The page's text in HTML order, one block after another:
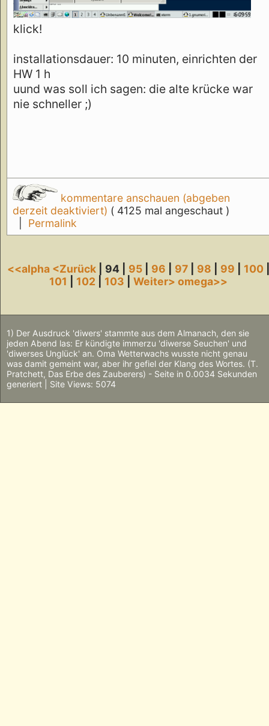
klick!
installationsdauer: 10 minuten, einrichten der
HW 1 h
uund was soll ich sagen: die alte krücke war
nie schneller ;)
kommentare anschauen (abgeben
derzeit deaktiviert) ( 4125 mal angeschaut )
Permalink
<<alpha <Zurück | 94 | 95| 96 97| 98 99 100
101
102 103 |Weiter>omega>>
1) Der Ausdruck 'diwers' stammte aus dem Almanach, den sie
jeden Abend las: Er kündigte immerzu 'diwerse Seuchen' und
'diwerses Unglück' an. Oma Wetterwachs wusste nicht genau
was damit gemeint war, aber ihr gefiel der Klang des Wortes. (T.
Pratchett, Das Erbe des Zauberers) - Seite in 0.0034 Sekunden
generiert | Site Views: 5074